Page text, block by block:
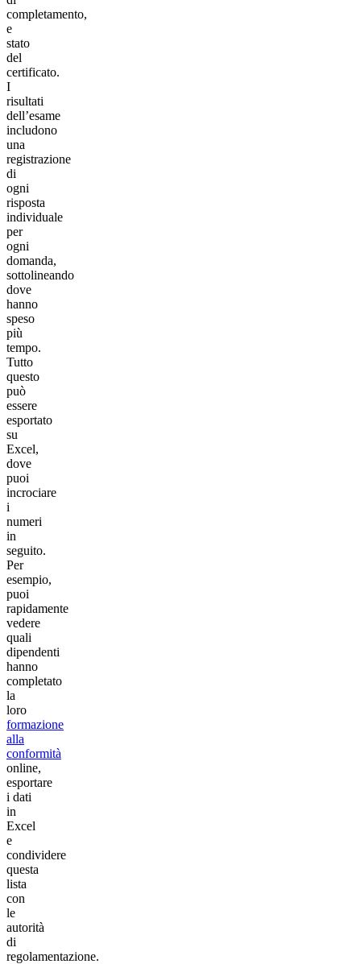
completamento,
e
stato
del
certificato.
I
risultati
dell’esame
includono
una
registrazione
di
ogni
risposta
individuale
per
ogni
domanda,
sottolineando
dove
hanno
speso
più
tempo.
Tutto
questo
può
essere
esportato
su
Excel,
dove
puoi
incrociare
i
numeri
in
seguito.
Per
esempio,
puoi
rapidamente
vedere
quali
dipendenti
hanno
completato
la
loro
formazione
alla
conformità
online,
esportare
i dati
in
Excel
e
condividere
questa
lista
con
le
autorità
di
regolamentazione.